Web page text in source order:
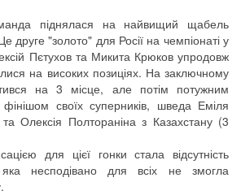
піднялася на найвищий щабель
друге "золото" для Росії на чемпіонаті у
Пєтухов та Микита Крюков упродовж
на високих позиціях. На заключному
на 3 місце, але потім потужним
своїх суперників, шведа Еміля
Олексія Полтораніна з Казахстану (3
для цієї гонки стала відсутність
яка несподівано для всіх не змогла